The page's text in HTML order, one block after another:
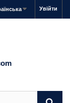
Увійти